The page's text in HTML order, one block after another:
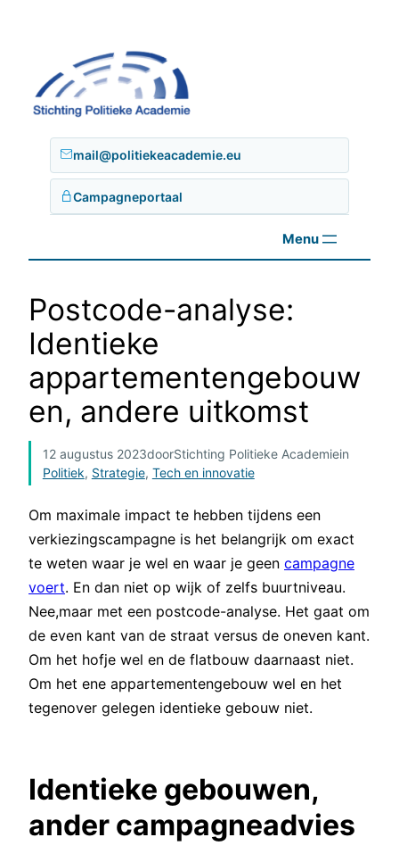
inhoud
mail@politiekeacademie.eu
Campagneportaal
Postcode-analyse:
Identieke
appartementengebouw
en, andere uitkomst
12 augustus 2023doorStichting Politieke Academiein
Politiek, Strategie, Tech en innovatie
Om maximale impact te hebben tijdens een
verkiezingscampagne is het belangrijk om exact
te weten waar je wel en waar je geen campagne
voert. En dan niet op wijk of zelfs buurtniveau.
Nee,maar met een postcode-analyse. Het gaat om
de even kant van de straat versus de oneven kant.
Om het hofje wel en de flatbouw daarnaast niet.
Om het ene appartementengebouw wel en het
tegenover gelegen identieke gebouw niet.
Identieke gebouwen,
ander campagneadvies